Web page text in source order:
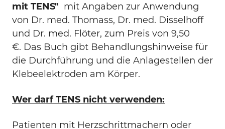
mit TENS" mit Angaben zur Anwendung
von Dr. med. Thomass, Dr. med. Disselhoff
und Dr. med. Flöter, zum Preis von 9,50
€. Das Buch gibt Behandlungshinweise für
die Durchführung und die Anlagestellen der
Klebeelektroden am Körper.
Wer darf TENS nicht verwenden:
Patienten mit Herzschrittmachern oder